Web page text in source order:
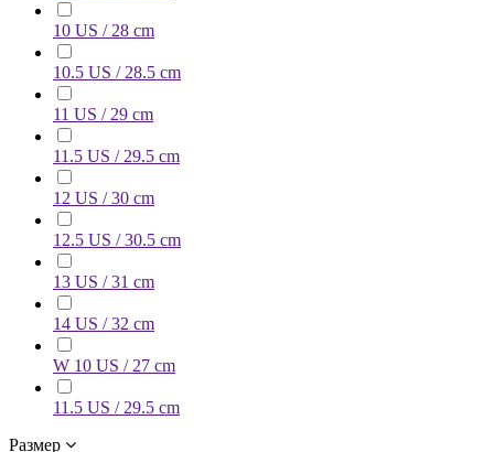
10 US / 28 cm
10.5 US / 28.5 cm
11 US / 29 cm
11.5 US / 29.5 cm
12 US / 30 cm
12.5 US / 30.5 cm
13 US / 31 cm
14 US / 32 cm
W 10 US / 27 cm
11.5 US / 29.5 cm
Размер